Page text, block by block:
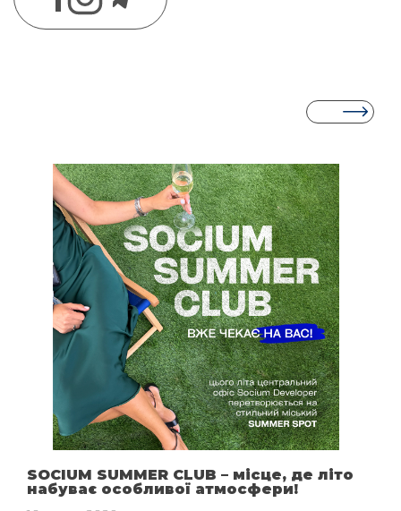
SOCIUM SUMMER CLUB – місце, де літо
набуває особливої атмосфери!